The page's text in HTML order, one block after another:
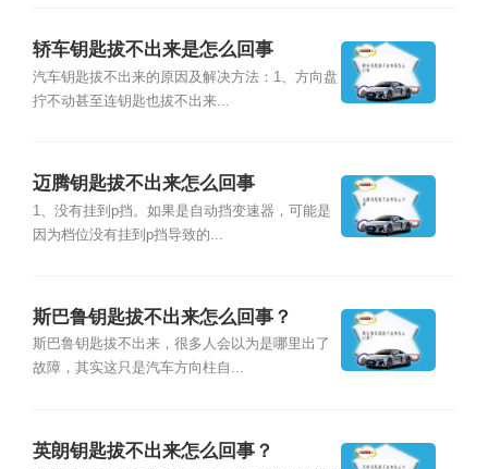
轿车钥匙拔不出来是怎么回事
汽车钥匙拔不出来的原因及解决方法：1、方向盘
拧不动甚至连钥匙也拔不出来...
迈腾钥匙拔不出来怎么回事
1、没有挂到p挡。如果是自动挡变速器，可能是
因为档位没有挂到p挡导致的...
斯巴鲁钥匙拔不出来怎么回事？
斯巴鲁钥匙拔不出来，很多人会以为是哪里出了
故障，其实这只是汽车方向柱自...
英朗钥匙拔不出来怎么回事？